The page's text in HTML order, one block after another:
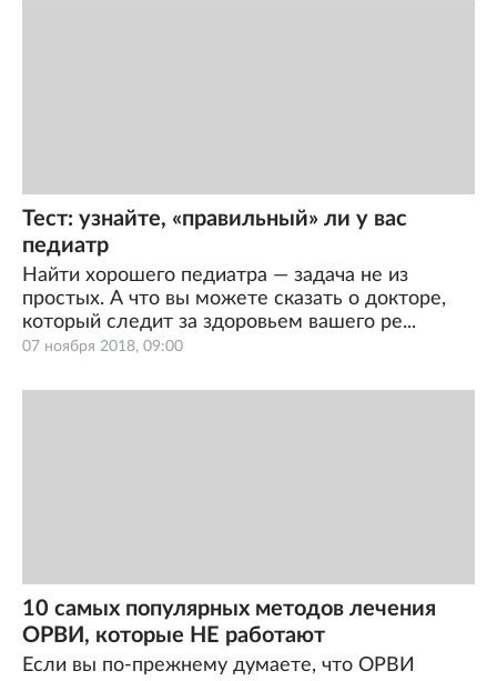
07 ноября 2018, 09:00
Тест: узнайте, «правильный» ли у вас
педиатр
Найти хорошего педиатра — задача не из
простых. А что вы можете сказать о докторе,
который следит за здоровьем вашего ре...
10 самых популярных методов лечения
ОРВИ, которые НЕ работают
Если вы по-прежнему думаете, что ОРВИ